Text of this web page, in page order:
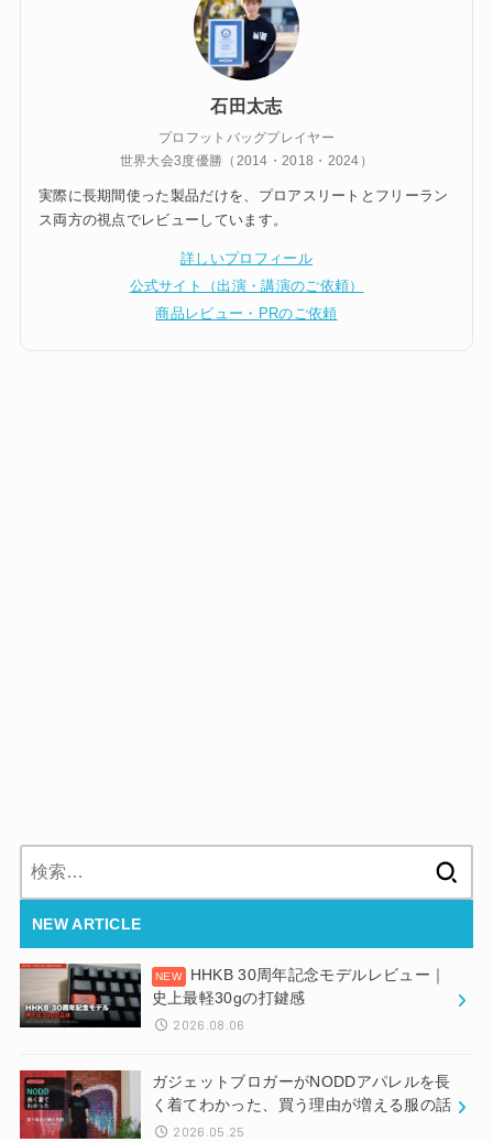
石田太志
プロフットバッグプレイヤー
世界大会3度優勝（2014・2018・2024）
実際に長期間使った製品だけを、プロアスリートとフリーラン
ス両方の視点でレビューしています。
詳しいプロフィール
公式サイト（出演・講演のご依頼）
商品レビュー・PRのご依頼
NEW ARTICLE
HHKB 30周年記念モデルレビュー｜
史上最軽30gの打鍵感
2026.08.06
ガジェットブロガーがNODDアパレルを長
く着てわかった、買う理由が増える服の話
2026.05.25